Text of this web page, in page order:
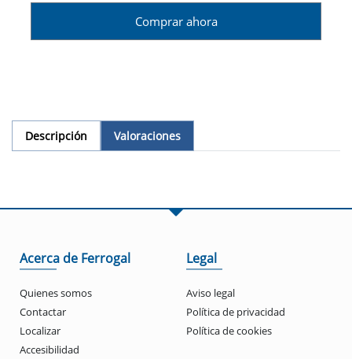
Comprar ahora
Descripción Valoraciones
Acerca de Ferrogal
Quienes somos
Contactar
Localizar
Accesibilidad
Legal
Aviso legal
Política de privacidad
Política de cookies